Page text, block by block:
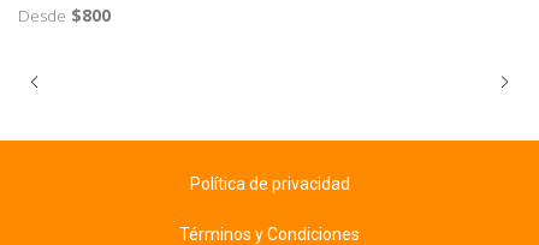
Desde $800
Política de privacidad
Términos y Condiciones